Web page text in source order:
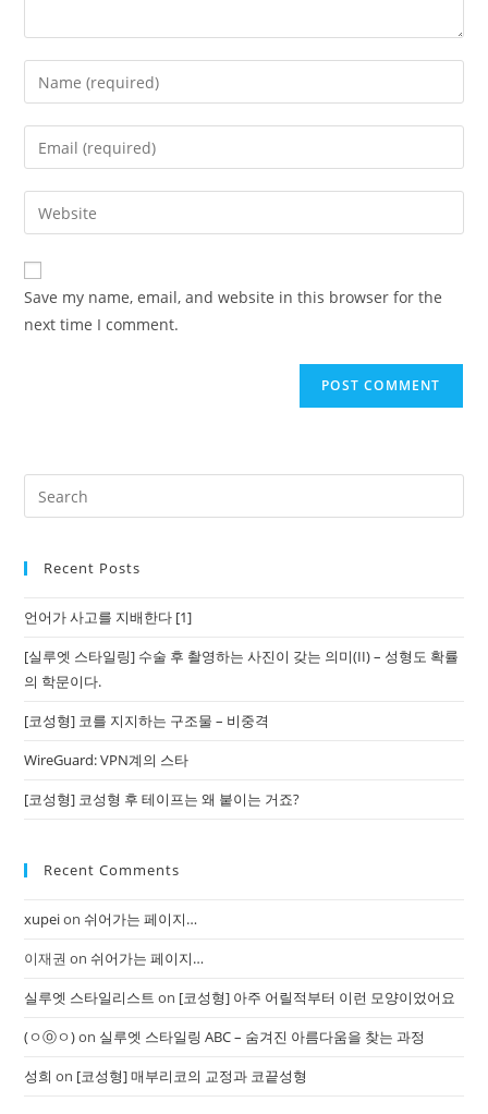
Enter
your
name
comment
Enter
your
email
address
comment
Enter
your
website
URL
(optional)
Save my name, email, and website in this browser for the
next time I comment.
Recent Posts
언어가 사고를 지배한다 [1]
[실루엣 스타일링] 수술 후 촬영하는 사진이 갖는 의미(II) – 성형도 확률
의 학문이다.
[코성형] 코를 지지하는 구조물 – 비중격
WireGuard: VPN계의 스타
[코성형] 코성형 후 테이프는 왜 붙이는 거죠?
Recent Comments
xupeion 쉬어가는 페이지…
이재권 on 쉬어가는 페이지…
실루엣 스타일리스트 on [코성형] 아주 어릴적부터 이런 모양이었어요
(ㅇⓞㅇ)on 실루엣 스타일링 ABC – 숨겨진 아름다움을 찾는 과정
성희 on [코성형] 매부리코의 교정과 코끝성형